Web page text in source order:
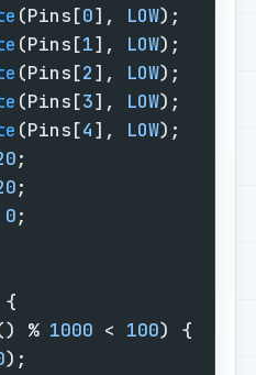
(Pins[0], LOW
(Pins[1], LOW
(Pins[2], LOW
(Pins[3], LOW
(Pins[4], LOW
0
% 1000 < 100